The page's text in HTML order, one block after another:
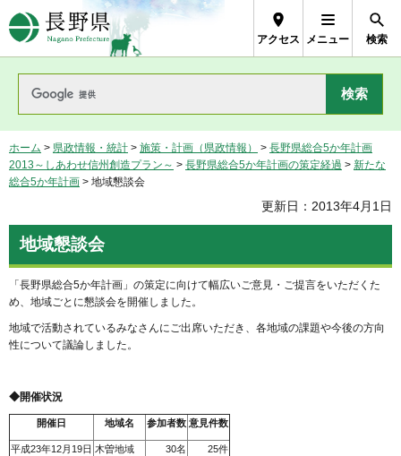
長野県Nagano Prefecture
アクセス メニュー 検索
ホーム > 県政情報・統計 > 施策・計画（県政情報） > 長野県総合5か年計画
2013～しあわせ信州創造プラン～ > 長野県総合5か年計画の策定経過 > 新たな
総合5か年計画 > 地域懇談会
更新日：2013年4月1日
地域懇談会
「長野県総合5か年計画」の策定に向けて幅広いご意見・ご提言をいただくた
め、地域ごとに懇談会を開催しました。
地域で活動されているみなさんにご出席いただき、各地域の課題や今後の方向
性について議論しました。
◆開催状況
開催日 地域名 参加者数 意見件数
平成23年12月19日 木曽地域 30名 25件